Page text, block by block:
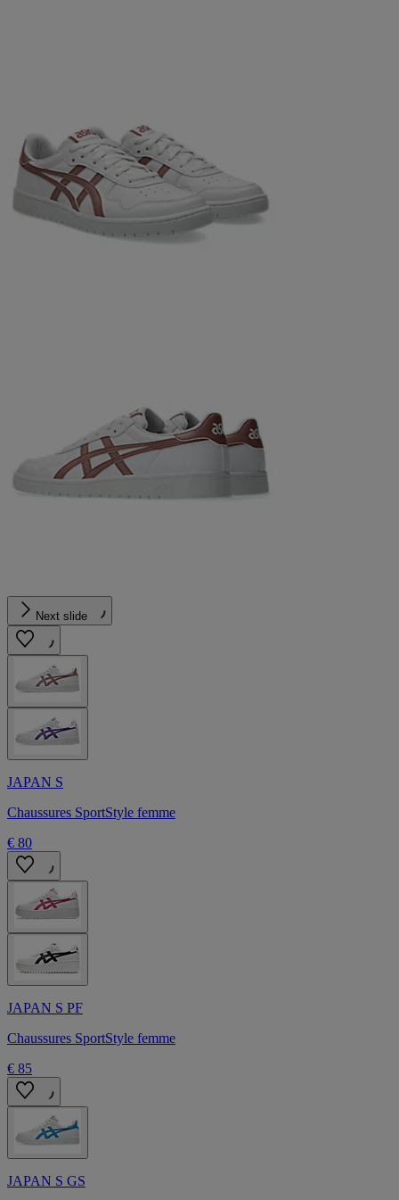
Next slide
JAPAN S
Chaussures SportStyle femme
€ 80
JAPAN S PF
Chaussures SportStyle femme
€ 85
JAPAN S GS